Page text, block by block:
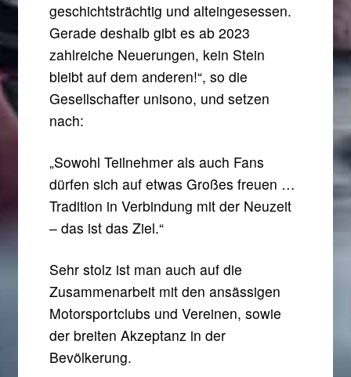
geschichtsträchtig und alteingesessen.
Gerade deshalb gibt es ab 2023
zahlreiche Neuerungen, kein Stein
bleibt auf dem anderen!“, so die
Gesellschafter unisono, und setzen
nach:
„Sowohl Teilnehmer als auch Fans
dürfen sich auf etwas Großes freuen …
Tradition in Verbindung mit der Neuzeit
– das ist das Ziel.“
Sehr stolz ist man auch auf die
Zusammenarbeit mit den ansässigen
Motorsportclubs und Vereinen, sowie
der breiten Akzeptanz in der
Bevölkerung.